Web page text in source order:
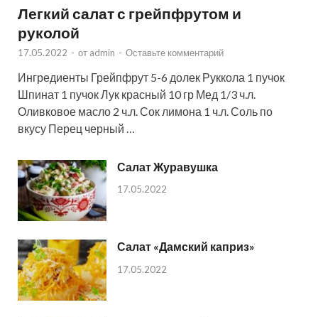
Легкий салат с грейпфрутом и
руколой
17.05.2022 - от admin - Оставьте комментарий
Ингредиенты Грейпфрут 5-6 долек Руккола 1 пучок
Шпинат 1 пучок Лук красный 10 гр Мед 1/3 ч.л.
Оливковое масло 2 ч.л. Сок лимона 1 ч.л. Соль по
вкусу Перец черный …
Салат Журавушка
17.05.2022
Салат «Дамский каприз»
17.05.2022